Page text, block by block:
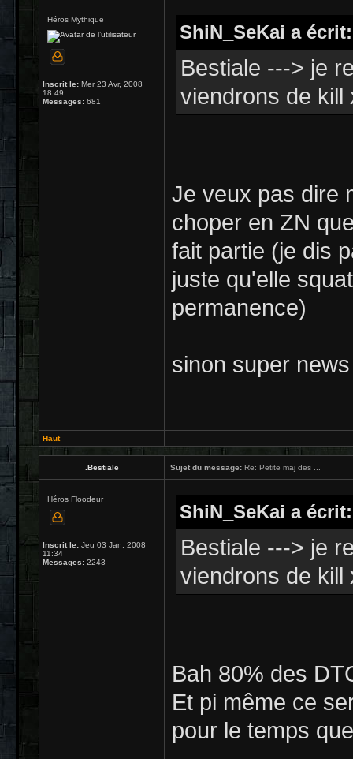
Héros Mythique
Inscrit le: Mer 23 Avr, 2008
18:49
Messages: 681
ShiN_SeKai a écrit:
Bestiale ---> je
viendrons de kill
Je veux pas dire
choper en ZN
fait partie (je dis
juste qu'elle
permanence)
sinon super
Haut
.Bestiale Sujet du message: Re: Petite maj des ...
Héros Floodeur
Inscrit le: Jeu 03 Jan, 2008
11:34
Messages: 2243
ShiN_SeKai a écrit:
Bestiale ---> je
viendrons de kill
Bah 80% des
Et pi même ce
pour le temps